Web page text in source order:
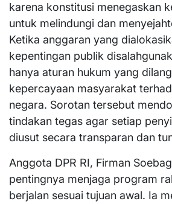
karena konstitusi menegaskan
untuk melindungi dan
Ketika anggaran yang
kepentingan publik
hanya aturan hukum yang
kepercayaan masyarakat
negara. Sorotan tersebut
tindakan tegas agar setiap
diusut secara transparan dan
Anggota DPR RI, Firman
pentingnya menjaga program
berjalan sesuai tujuan awal. Ia